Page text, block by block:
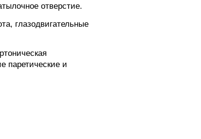
отверстие.
глазодвигательные
паретические и